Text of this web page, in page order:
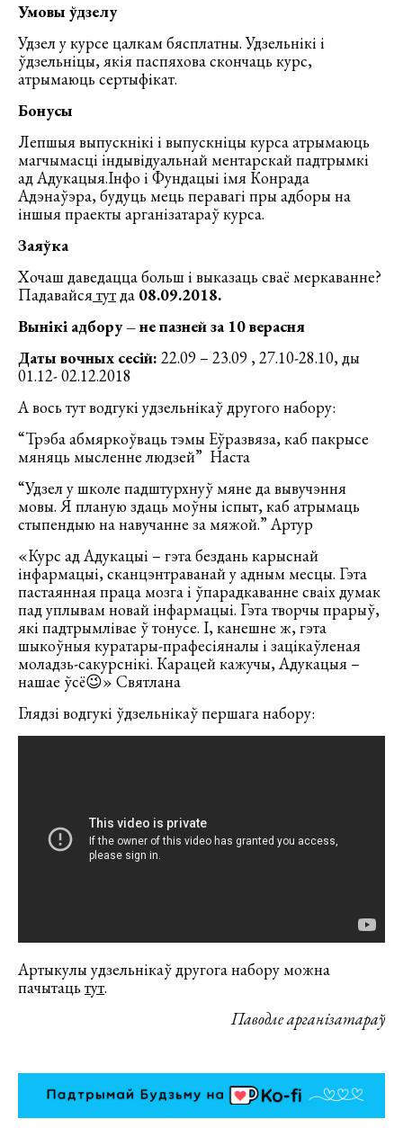
Умовы ўдзелу
Удзел у курсе цалкам бясплатны. Удзельнікі і
ўдзельніцы, якія паспяхова скончаць курс,
атрымаюць сертыфікат.
Бонусы
Лепшыя выпускнікі і выпускніцы курса атрымаюць
магчымасці індывідуальнай ментарскай падтрымкі
ад Адукацыя.Інфо і Фундацыі імя Конрада
Адэнаўэра, будуць мець перавагі пры адборы на
іншыя праекты арганізатараў курса.
Заяўка
Хочаш даведацца больш і выказаць сваё меркаванне?
Падавайсятутда 08.09.2018.
Вынікі адбору – не пазней за 10 верасня
Даты вочных сесій: 22.09 – 23.09 , 27.10-28.10, ды
01.12- 02.12.2018
А вось тут водгукі удзельнікаў другого набору:
“Трэба абмяркоўваць тэмы Еўразвяза, каб пакрысе
мяняць мысленне людзей” Наста
“Удзел у школе падштурхнуў мяне да вывучэння
мовы. Я планую здаць моўны іспыт, каб атрымаць
стыпендыю на навучанне за мяжой.” Артур
«Курс ад Адукацыі – гэта бездань карыснай
інфармацыі, сканцэнтраванай у адным месцы. Гэта
пастаянная праца мозга і ўпарадкаванне сваіх думак
пад уплывам новай інфармацыі. Гэта творчы прарыў,
які падтрымлівае ў тонусе. І, канешне ж, гэта
шыкоўныя куратары-прафесіяналы і зацікаўленая
моладзь-сакурснікі. Карацей кажучы, Адукацыя –
нашае ўсё😉» Святлана
Глядзі водгукі ўдзельнікаў першага набору:
Артыкулы удзельнікаў другога набору можна
пачытацьтут.
Паводле арганізатараў